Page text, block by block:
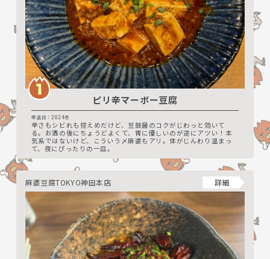
ピリ辛マーボー豆腐
辛活日：2024冬
辛さもシビれも控えめだけど、豆鼓醤のコクがじわっと効いて
る。お酒の後にちょうどよくて、胃に優しいのが逆にアツい！本
気系ではないけど、こういう〆麻婆もアリ。体がじんわり温まっ
て、夜にぴったりの一皿。
麻婆豆腐TOKYO神田本店 詳細